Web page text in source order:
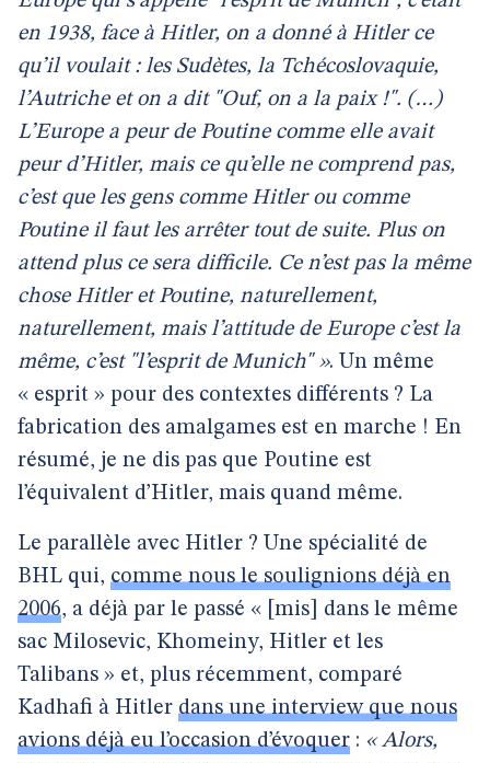
en 1938, face à Hitler, on a donné à Hitler ce
qu’il voulait : les Sudètes, la Tchécoslovaquie,
l’Autriche et on a dit "Ouf, on a la paix !". (…)
L’Europe a peur de Poutine comme elle avait
peur d’Hitler, mais ce qu’elle ne comprend pas,
c’est que les gens comme Hitler ou comme
Poutine il faut les arrêter tout de suite. Plus on
attend plus ce sera difficile. Ce n’est pas la même
chose Hitler et Poutine, naturellement,
naturellement, mais l’attitude de Europe c’est la
même, c’est "l’esprit de Munich" ». Un même
« esprit » pour des contextes différents ? La
fabrication des amalgames est en marche ! En
résumé, je ne dis pas que Poutine est
l’équivalent d’Hitler, mais quand même.
Le parallèle avec Hitler ? Une spécialité de
BHL qui, comme nous le soulignions déjà en
2006, a déjà par le passé « [mis] dans le même
sac Milosevic, Khomeiny, Hitler et les
Talibans » et, plus récemment, comparé
Kadhafi à Hitler dans une interview que nous
avions déjà eu l’occasion d’évoquer : « Alors,